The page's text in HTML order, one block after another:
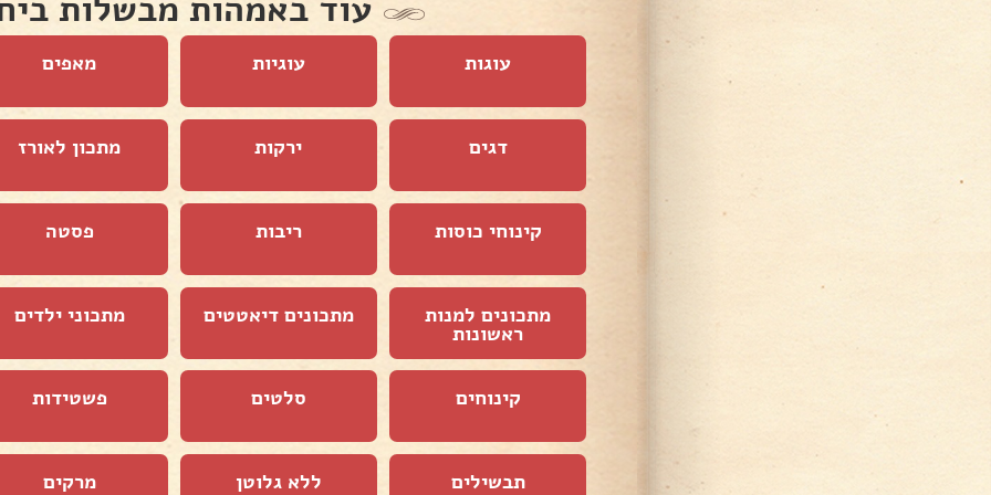
עוד באמהות מבשלות
עוגות עוגיות מאפים
דגים ירקות מתכון לאורז
קינוחי כוסות ריבות פסטה
מתכונים למנות
ראשונות
מתכונים דיאטטים מתכוני ילדים
קינוחים סלטים פשטידות
תבשילים ללא גלוטן מרקים